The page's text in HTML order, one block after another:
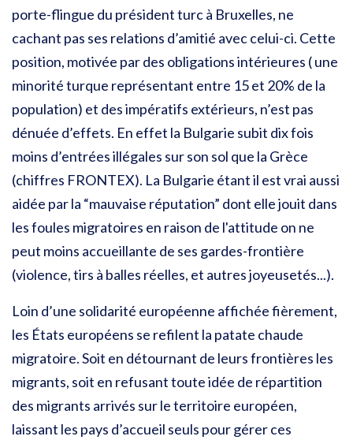
porte-flingue du président turc à Bruxelles, ne
cachant pas ses relations d’amitié avec celui-ci. Cette
position, motivée par des obligations intérieures ( une
minorité turque représentant entre 15 et 20% de la
population) et des impératifs extérieurs, n’est pas
dénuée d’effets. En effet la Bulgarie subit dix fois
moins d’entrées illégales sur son sol que la Grèce
(chiffres FRONTEX). La Bulgarie étant il est vrai aussi
aidée par la “mauvaise réputation” dont elle jouit dans
les foules migratoires en raison de l'attitude on ne
peut moins accueillante de ses gardes-frontière
(violence, tirs à balles réelles, et autres joyeusetés...).
Loin d’une solidarité européenne affichée fièrement,
les États européens se refilent la patate chaude
migratoire. Soit en détournant de leurs frontières les
migrants, soit en refusant toute idée de répartition
des migrants arrivés sur le territoire européen,
laissant les pays d’accueil seuls pour gérer ces